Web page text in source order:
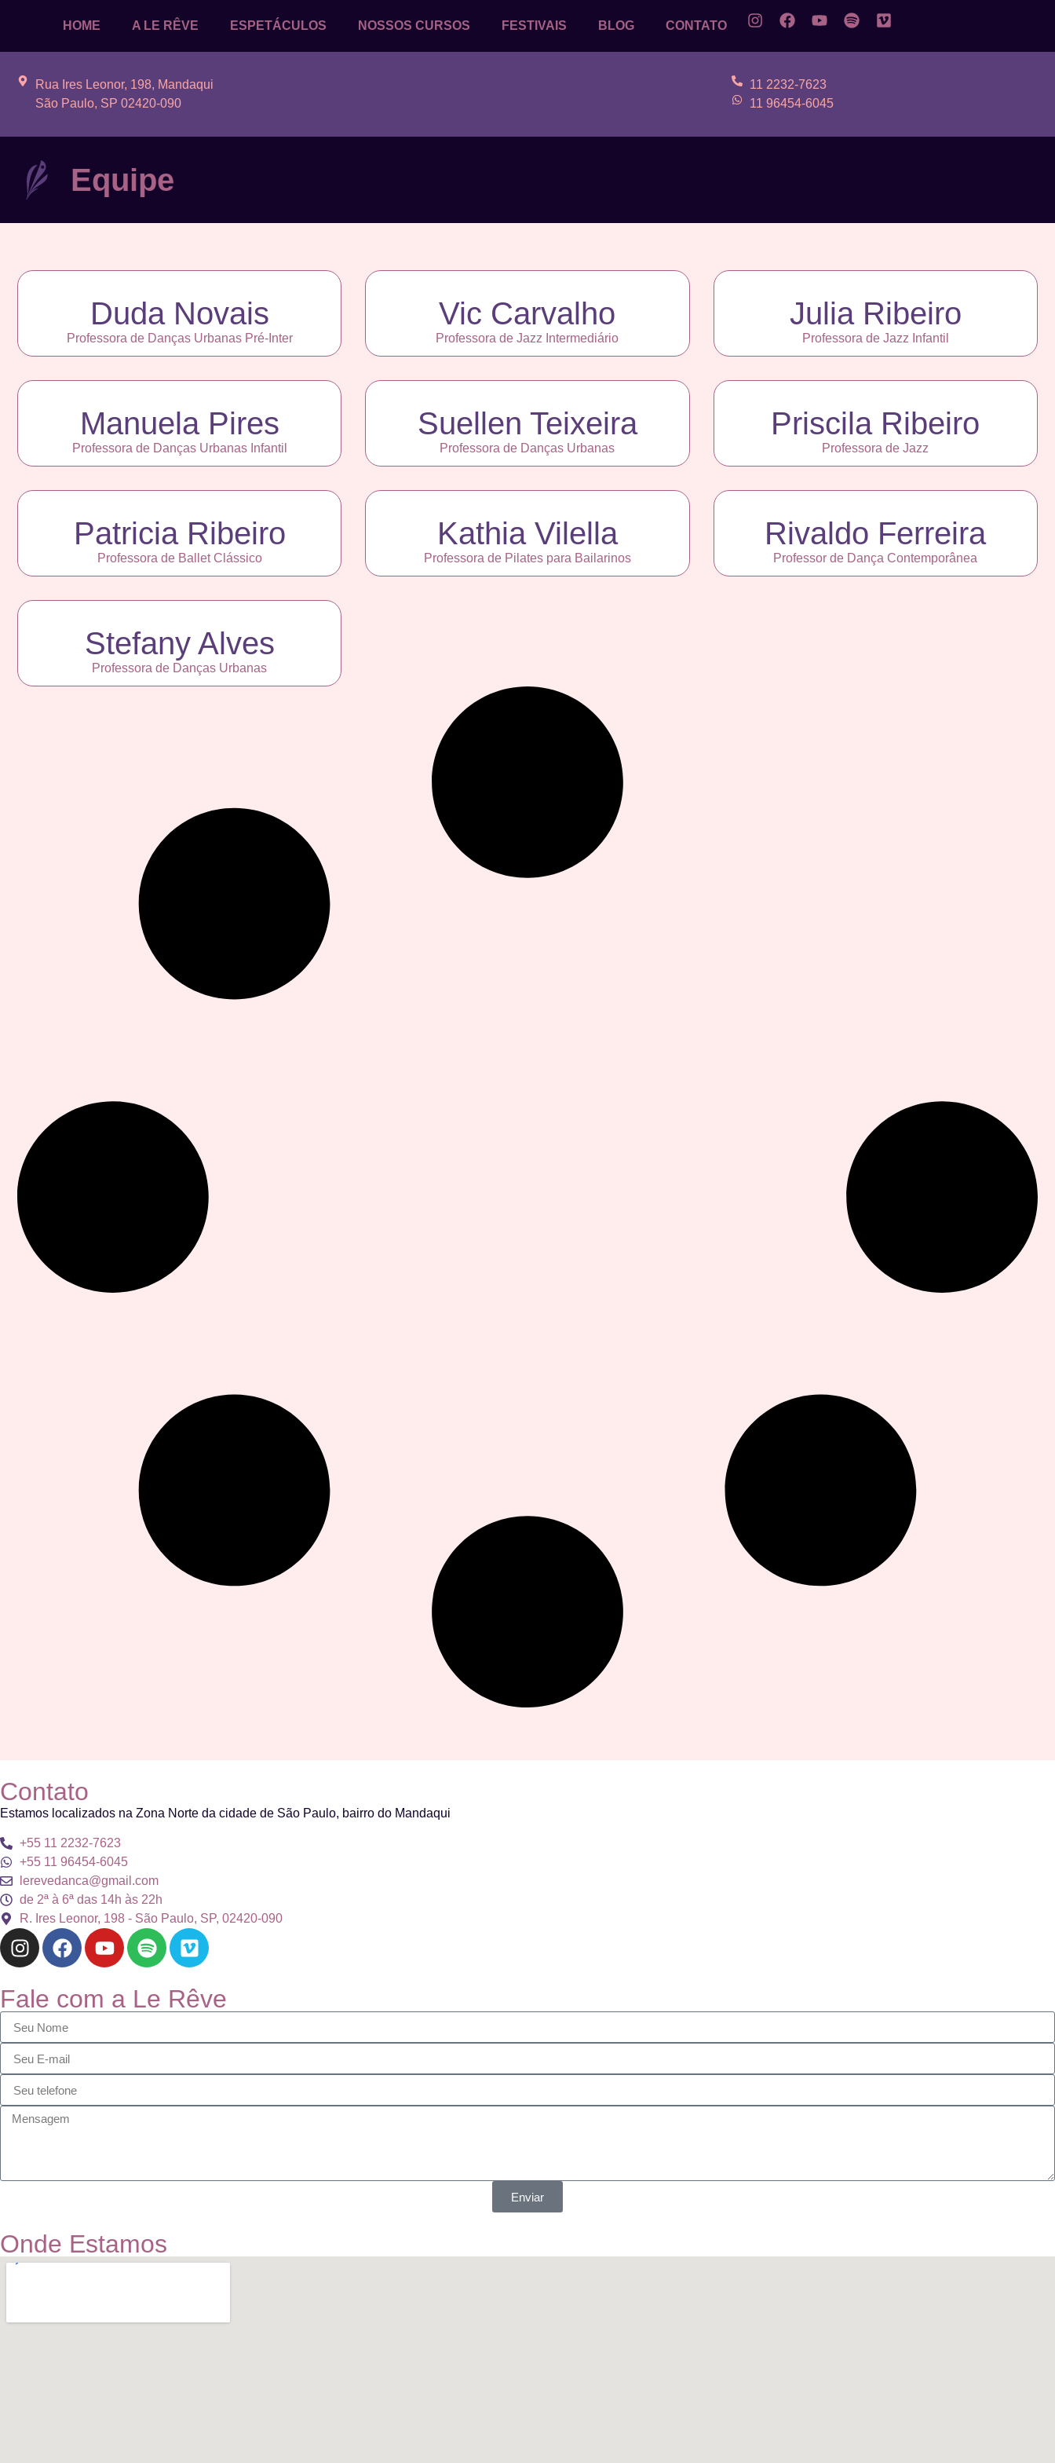
HOME A LE RÊVE ESPETÁCULOS NOSSOS CURSOS FESTIVAIS BLOG CONTATO
Rua Ires Leonor, 198, Mandaqui
São Paulo, SP 02420-090
11 2232-7623
11 96454-6045
Equipe
Duda Novais
Professora de Danças Urbanas Pré-Inter
Vic Carvalho
Professora de Jazz Intermediário
Julia Ribeiro
Professora de Jazz Infantil
Manuela Pires
Professora de Danças Urbanas Infantil
Suellen Teixeira
Professora de Danças Urbanas
Priscila Ribeiro
Professora de Jazz
Patricia Ribeiro
Professora de Ballet Clássico
Kathia Vilella
Professora de Pilates para Bailarinos
Rivaldo Ferreira
Professor de Dança Contemporânea
Stefany Alves
Professora de Danças Urbanas
Contato
Estamos localizados na Zona Norte da cidade de São Paulo, bairro do Mandaqui
+55 11 2232-7623
+55 11 96454-6045
lerevedanca@gmail.com
de 2ª à 6ª das 14h às 22h
R. Ires Leonor, 198 - São Paulo, SP, 02420-090
Fale com a Le Rêve
Enviar
Onde Estamos